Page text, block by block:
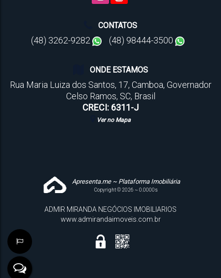
CONTATOS
(48) 3262-9282 (48) 98444-3500
ONDE ESTAMOS
Rua Maria Luiza dos Santos, 17, Camboa, Governador
Celso Ramos, SC, Brasil
CRECI: 6311-J
Ver no Mapa
Apresenta.me ~ Plataforma Imobiliária
Copyright © 2026 ~ 0.0000s
ADMIR MIRANDA NEGÓCIOS IMOBILIARIOS
www.admirandaimoveis.com.br